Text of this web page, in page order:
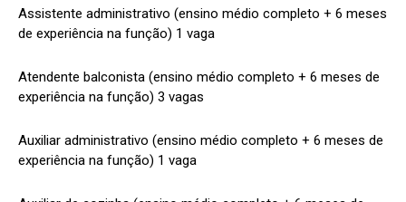
Assistente administrativo (ensino médio completo + 6 meses
de experiência na função) 1 vaga
Atendente balconista (ensino médio completo + 6 meses de
experiência na função) 3 vagas
Auxiliar administrativo (ensino médio completo + 6 meses de
experiência na função) 1 vaga